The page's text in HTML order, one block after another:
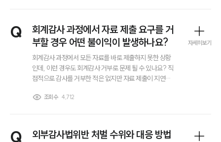
이혼 양육비계산기
상간자위자료계산기
구성원 소개
Q
회계감사 과정에서 자료 제출 요구를 거
부할 경우 어떤 불이익이 발생하나요?
회계감사 과정에서 모든 자료를 바로 제출하지 못한 상황
인데, 이런 경우도 회계감사 거부로 문제 될 수 있나요? 직
접적으로 감사를 거부한 적은 없지만 자료 제출이 지연되
니다. 또 이런 사안이 외부감사법 위반으로 인정되면 처벌
조회수 4,712
자세히보기
Q
외부감사법위반 처벌 수위와 대응 방법